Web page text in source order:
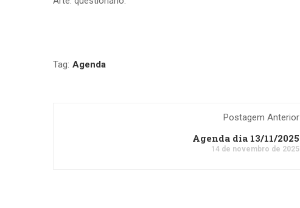
Tag: Agenda
Postagem Anterior
Agenda dia 13/11/2025
14 de novembro de 2025